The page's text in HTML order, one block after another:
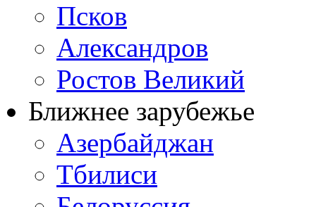
Псков
Александров
Ростов Великий
Ближнее зарубежье
Азербайджан
Тбилиси